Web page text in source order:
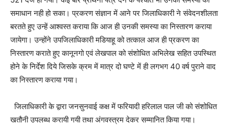
समाधान नही हो सका। प्रकरण संज्ञान में आने पर जिलाधिकारी ने संवेदनशीलता
बरतते हुए उन्हें आश्वस्त कराया कि आज ही उनकी समस्या का निस्तारण कराया
जायेगा। उन्होंने उपजिलाधिकारी मडियाहू को तत्काल आज ही प्रकरण का
निस्तारण कराते हुए कानूनगो एवं लेखपाल को संशोधित अभिलेख सहित उपस्थित
होने के निर्देश दिये जिसके क्रम में मात्र दो घण्टे में ही लगभग 40 वर्ष पुराने वाद
का निस्तारण कराया गया।
जिलाधिकारी के द्वारा जनसुनवाई कक्ष में फरियादी हरिलाल पाल जी को संशोधित
खतौनी उपलब्ध करायी गयी तथा अंगवस्त्रम देकर सम्मानित किया गया।